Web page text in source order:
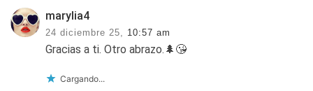
marylia4
24 diciembre 25, 10:57 am
Gracias a ti. Otro abrazo.🌲😘
Cargando...